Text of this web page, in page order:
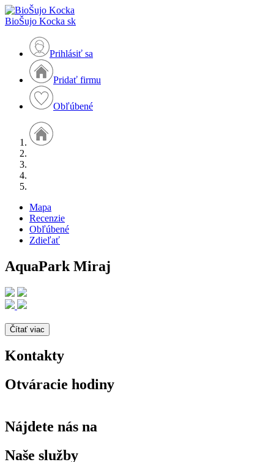
BioŠujo Kocka sk
Prihlásiť sa
Pridať firmu
Obľúbené
Mapa
Recenzie
Obľúbené
Zdieľať
AquaPark Miraj
Čítať viac
Kontakty
Otváracie hodiny
Nájdete nás na
Naše služby